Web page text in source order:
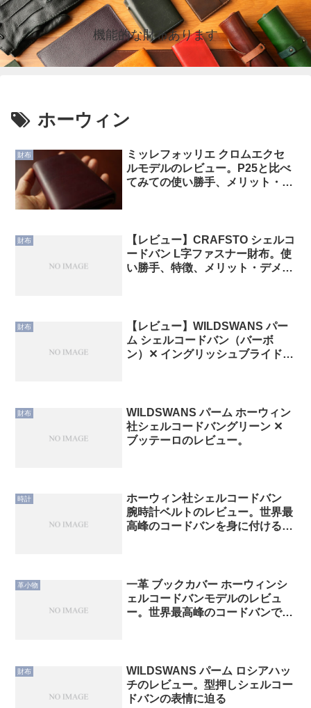
機能的な財布あります
ホーウィン
財布
ミッレフォッリエ クロムエクセ
ルモデルのレビュー。P25と比べ
てみての使い勝手、メリット・デ
財布
【レビュー】CRAFSTO シェルコ
ードバン L字ファスナー財布。使
い勝手、特徴、メリット・デメリ
財布
【レビュー】WILDSWANS パー
ム シェルコードバン（バーボ
ン）✕ イングリッシュブライドル
財布
WILDSWANS パーム ホーウィン
社シェルコードバングリーン ✕
ブッテーロのレビュー。
時計
ホーウィン社シェルコードバン
腕時計ベルトのレビュー。世界最
高峰のコードバンを身に付けるメ
革小物
一革 ブックカバー ホーウィンシ
ェルコードバンモデルのレビュ
ー。世界最高峰のコードバンで読
財布
WILDSWANS パーム ロシアハッ
チのレビュー。型押しシェルコー
ドバンの表情に迫る